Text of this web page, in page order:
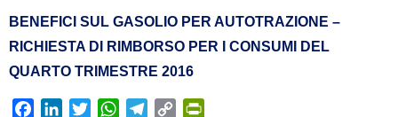
BENEFICI SUL GASOLIO PER AUTOTRAZIONE –
RICHIESTA DI RIMBORSO PER I CONSUMI DEL
QUARTO TRIMESTRE 2016
W
C